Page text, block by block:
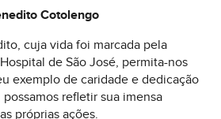
Cotolengo
cuja vida foi marcada pela
de São José, permita-nos
exemplo de caridade e dedicação
refletir sua imensa
próprias ações.